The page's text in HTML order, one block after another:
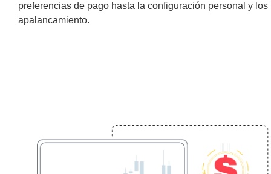
preferencias de pago hasta la configuración personal y los
apalancamiento.